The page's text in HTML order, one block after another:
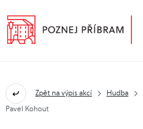
Zpět na výpis akcí Hudba
Pavel Kohout